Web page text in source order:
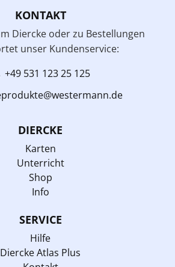
KONTAKT
Diercke oder zu Bestellungen
unser Kundenservice:
+49 531 123 25 125
DIERCKE
Karten
Unterricht
Shop
Info
SERVICE
Hilfe
Diercke Atlas Plus